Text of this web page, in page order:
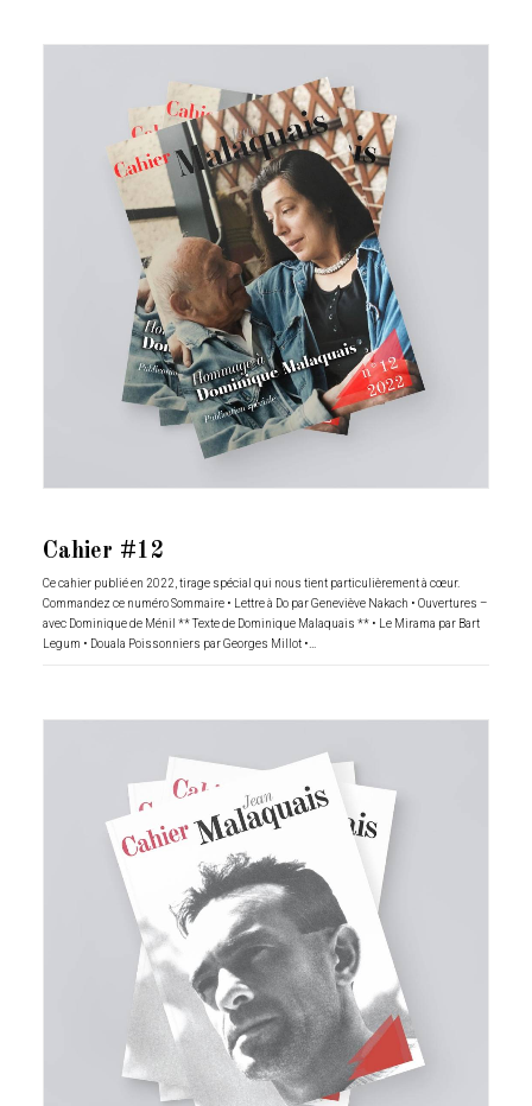
Cahier #12
Ce cahier publié en 2022, tirage spécial qui nous tient particulièrement à cœur.
Commandez ce numéro Sommaire • Lettre à Do par Geneviève Nakach • Ouvertures –
avec Dominique de Ménil ** Texte de Dominique Malaquais ** • Le Mirama par Bart
Legum • Douala Poissonniers par Georges Millot •…